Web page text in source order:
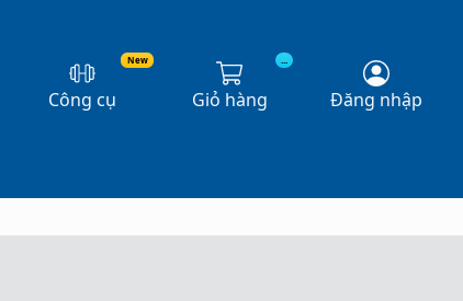
New
Công cụ
...
Giỏ hàng Đăng nhập